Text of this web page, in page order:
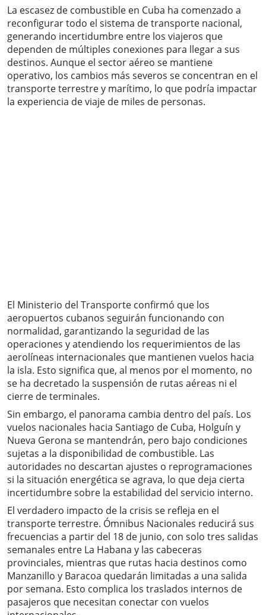
La escasez de combustible en Cuba ha comenzado a
reconfigurar todo el sistema de transporte nacional,
generando incertidumbre entre los viajeros que
dependen de múltiples conexiones para llegar a sus
destinos. Aunque el sector aéreo se mantiene
operativo, los cambios más severos se concentran en el
transporte terrestre y marítimo, lo que podría impactar
la experiencia de viaje de miles de personas.
El Ministerio del Transporte confirmó que los
aeropuertos cubanos seguirán funcionando con
normalidad, garantizando la seguridad de las
operaciones y atendiendo los requerimientos de las
aerolíneas internacionales que mantienen vuelos hacia
la isla. Esto significa que, al menos por el momento, no
se ha decretado la suspensión de rutas aéreas ni el
cierre de terminales.
Sin embargo, el panorama cambia dentro del país. Los
vuelos nacionales hacia Santiago de Cuba, Holguín y
Nueva Gerona se mantendrán, pero bajo condiciones
sujetas a la disponibilidad de combustible. Las
autoridades no descartan ajustes o reprogramaciones
si la situación energética se agrava, lo que deja cierta
incertidumbre sobre la estabilidad del servicio interno.
El verdadero impacto de la crisis se refleja en el
transporte terrestre. Ómnibus Nacionales reducirá sus
frecuencias a partir del 18 de junio, con solo tres salidas
semanales entre La Habana y las cabeceras
provinciales, mientras que rutas hacia destinos como
Manzanillo y Baracoa quedarán limitadas a una salida
por semana. Esto complica los traslados internos de
pasajeros que necesitan conectar con vuelos